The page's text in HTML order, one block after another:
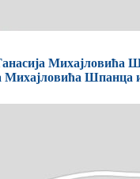
Михајловића
Михајловића Шпанца